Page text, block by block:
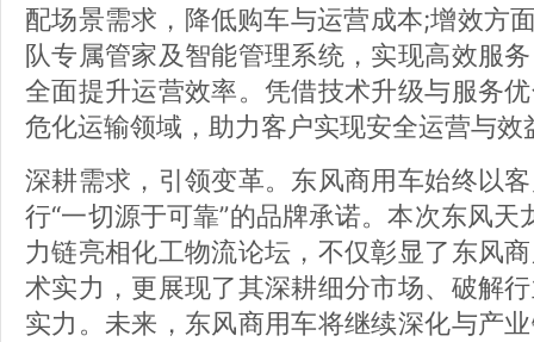
配场景需求，降低购车与运营成本;增效方
队专属管家及智能管理系统，实现高效服
全面提升运营效率。凭借技术升级与服务
危化运输领域，助力客户实现安全运营与
深耕需求，引领变革。东风商用车始终以
行“一切源于可靠”的品牌承诺。本次东风
力链亮相化工物流论坛，不仅彰显了东风
术实力，更展现了其深耕细分市场、破解
实力。未来，东风商用车将继续深化与产